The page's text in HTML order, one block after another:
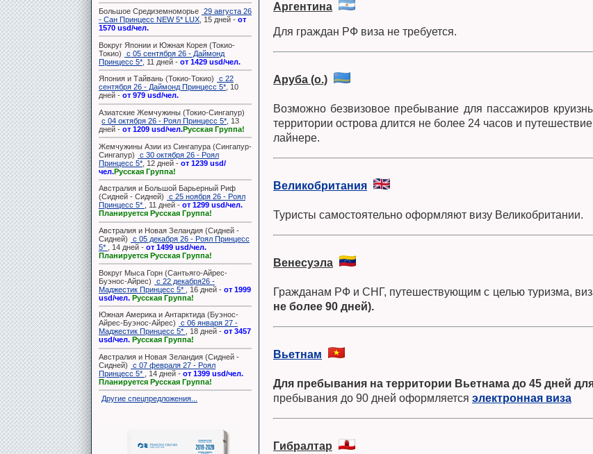
Большое Средиземноморье 29 августа 26
- Сан Принцесс NEW 5* LUX , 15 дней - от
1570 usd/чел.
Вокруг Японии и Южная Корея (Токио-
Токио)
с 05 сентября 26 - Даймонд
Принцесс 5* , 11 дней - от 1429 usd/чел.
Япония и Тайвань (Токио-Токио)
с 22
сентября 26 - Даймонд Принцесс 5* , 10
дней - от 979 usd/чел.
Азиатские Жемчужины (Токио-Сингапур)
с 04 октября 26 - Роял Принцесс 5* , 13
дней - от 1209 usd/чел.Русская Группа!
Жемчужины Азии из Сингапура (Сингапур-
Сингапур)
с 30 октября 26 - Роял
Принцесс 5* , 12 дней - от 1239 usd/
чел.Русская Группа!
Австралия и Большой Барьерный Риф
(Сидней - Сидней)
с 25 ноября 26 - Роял
Принцесс 5*
, 11 дней - от 1299 usd/чел.
Планируется Русская Группа!
Австралия и Новая Зеландия (Сидней -
Сидней)
с 05 декабря 26 - Роял Принцесс
5*
, 14 дней - от 1499 usd/чел.
Планируется Русская Группа!
Вокруг Мыса Горн (Сантьяго-Айрес-
Буэнос-Айрес)
с 22 декабря26 -
Маджестик Принцесс 5*
, 16 дней - от 1999
usd/чел. Русская Группа!
Южная Америка и Антарктида (Буэнос-
Айрес-Буэнос-Айрес)
с 06 января 27 -
Маджестик Принцесс 5*
, 18 дней - от 3457
usd/чел. Русская Группа!
Австралия и Новая Зеландия (Сидней -
Сидней)
с 07 февраля 27 - Роял
Принцесс 5*
, 14 дней - от 1399 usd/чел.
Планируется Русская Группа!
Другие спецпредложения...
Аргентина
Для граждан РФ виза не требуется.
Аруба (о.)
Возможно безвизовое пребывание для пассажиров
территории острова длится не более 24 часов и
лайнере.
Великобритания
Туристы самостоятельно оформляют визу Великобритании.
Венесуэла
Гражданам РФ и СНГ, путешествующим с целью туризма,
не более 90 дней).
Вьетнам
Для пребывания на территории Вьетнама до 45 дней
пребывания до 90 дней оформляется электронная виза
Гибралтар